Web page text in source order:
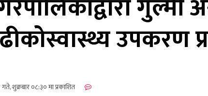
उपकरण
शुक्रबार ०८:३० मा प्रकाशित